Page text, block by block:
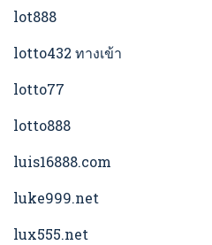
lot888
lotto432 ทางเข้า
lotto77
lotto888
luis16888.com
luke999.net
lux555.net